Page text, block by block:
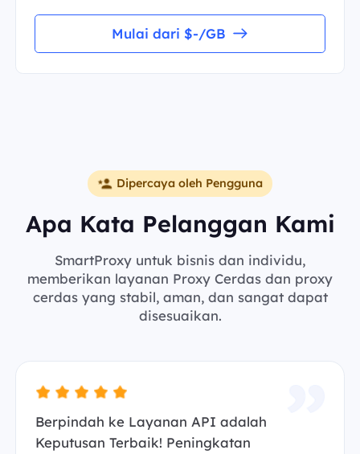
Mulai dari $-/GB
Dipercaya oleh Pengguna
Apa Kata Pelanggan Kami
SmartProxy untuk bisnis dan individu,
memberikan layanan Proxy Cerdas dan proxy
cerdas yang stabil, aman, dan sangat dapat
disesuaikan.
Berpindah ke Layanan API adalah
Keputusan Terbaik! Peningkatan